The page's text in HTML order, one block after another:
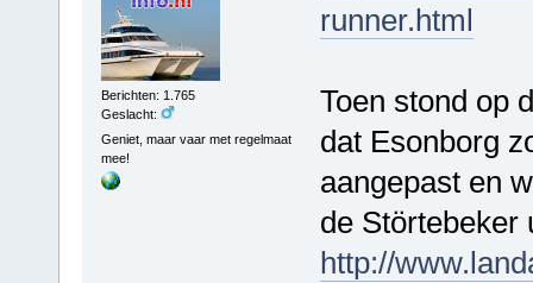
Berichten: 1.765
Geslacht:
Geniet, maar vaar met regelmaat
mee!
runner.html
Toen stond op
dat Esonborg
aangepast en
de Störtebeker
http://